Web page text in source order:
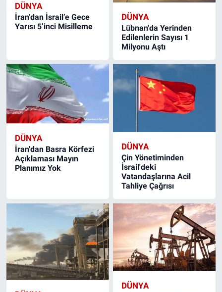
DÜNYA
İran’dan İsrail’e Gece
Yarısı 5’inci Misilleme
DÜNYA
Lübnan'da Yerinden
Edilenlerin Sayısı 1
Milyonu Aştı
DÜNYA
İran'dan Basra Körfezi
Açıklaması Mayın
Planımız Yok
DÜNYA
Çin Yönetiminden
İsrail'deki
Vatandaşlarına Acil
Tahliye Çağrısı
DÜNYA